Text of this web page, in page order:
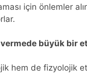
için önlemler
büyük bir
hem de fizyolojik